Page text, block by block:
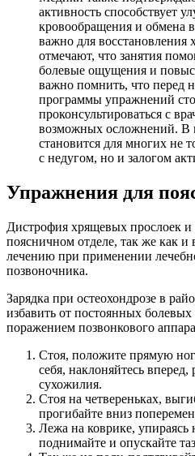
активность способствует
кровообращения и обмена
важно для
отмечают, что занятия
болевые ощущения и
важно помнить, что перед
программы упражнений
проконсультироваться с
возможных осложнений. В
становится для многих не
с недугом, но и залогом
Упражнения для
Дистрофия хрящевых прослоек
поясничном отделе, так же как и
лечению при применении
позвоночника.
Зарядка при остеохондрозе в
избавить от постоянных
поражением позвонкового
Стоя, положите прямую
себя, наклоняйтесь
сухожилия.
Стоя на четвереньках,
прогибайте вниз
Лежа на коврике, упираясь
поднимайте и опускайте